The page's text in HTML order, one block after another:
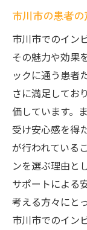
市川市の患者
市川市でのイン
その魅力や効果
ックに通う患者
さに満足してお
価しています。
受け安心感を得
が行われている
ンを選ぶ理由と
サポートによる
考える方々にと
市川市でのイン